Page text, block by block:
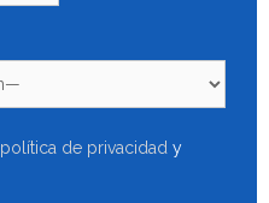
política de privacidad y